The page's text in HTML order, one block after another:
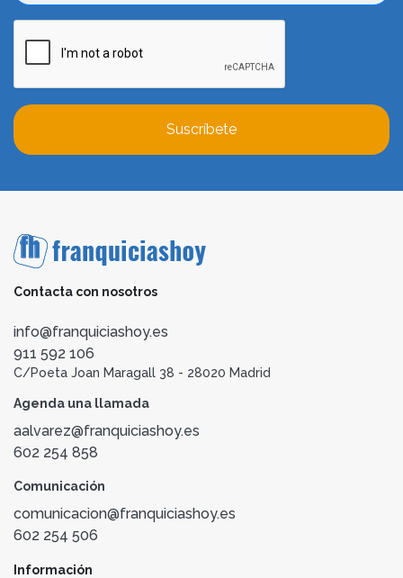
Suscríbete
Contacta con nosotros
info@franquiciashoy.es
911 592 106
C/Poeta Joan Maragall 38 - 28020 Madrid
Agenda una llamada
aalvarez@franquiciashoy.es
602 254 858
Comunicación
comunicacion@franquiciashoy.es
602 254 506
Información